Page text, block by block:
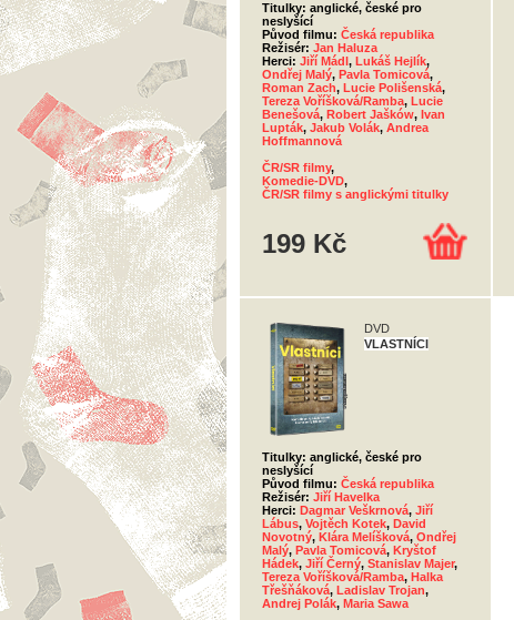
Titulky: anglické, české pro
neslyšící
Původ filmu: Česká republika
Režisér: Jan Haluza
Herci: Jiří Mádl, Lukáš Hejlík,
Ondřej Malý, Pavla Tomicová,
Roman Zach, Lucie Polišenská,
Tereza Voříšková/Ramba, Lucie
Benešová, Robert Jašków, Ivan
Lupták, Jakub Volák, Andrea
Hoffmannová
ČR/SR filmy,
Komedie-DVD,
ČR/SR filmy s anglickými titulky
199 Kč
DVD
VLASTNÍCI
Titulky: anglické, české pro
neslyšící
Původ filmu: Česká republika
Režisér: Jiří Havelka
Herci: Dagmar Veškrnová, Jiří
Lábus, Vojtěch Kotek, David
Novotný, Klára Melíšková, Ondřej
Malý, Pavla Tomicová, Kryštof
Hádek, Jiří Černý, Stanislav Majer,
Tereza Voříšková/Ramba, Halka
Třešňáková, Ladislav Trojan,
Andrej Polák, Maria Sawa